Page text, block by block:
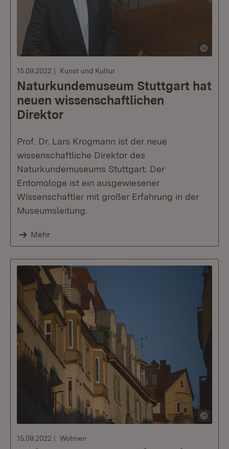
15.09.2022 Kunst und Kultur
Naturkundemuseum Stuttgart hat
neuen wissenschaftlichen
Direktor
Prof. Dr. Lars Krogmann ist der neue
wissenschaftliche Direktor des
Naturkundemuseums Stuttgart. Der
Entomologe ist ein ausgewiesener
Wissenschaftler mit großer Erfahrung in der
Museumsleitung.
Mehr
15.09.2022 Wohnen